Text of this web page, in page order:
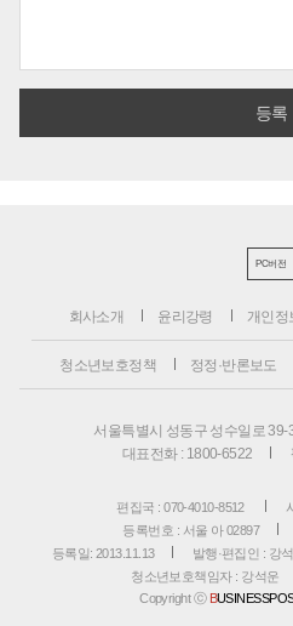
PC버전
회사소개 윤리강령 개인정
청소년보호정책 정정·반론보도
서울특별시 성동구 성수일로
대표전화 : 1800-6522
편집국 : 070-4010-8512
등록번호 : 서울 아 02897
등록일: 2013.11.13
발행·편집인 : 강
청소년보호책임자 : 강석운
Copyright ⓒ B